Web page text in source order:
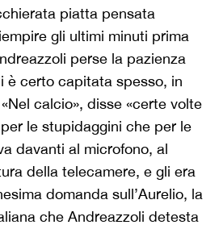
piatta pensata
gli ultimi minuti prima
perse la pazienza
è certo capitata spesso, in
calcio», disse «certe volte
le stupidaggini che per le
davanti al microfono, al
della telecamere, e gli era
domanda sull’Aurelio, la
che Andreazzoli detesta